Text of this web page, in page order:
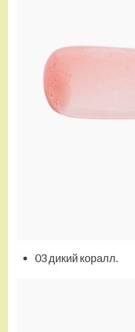
03 дикий коралл.